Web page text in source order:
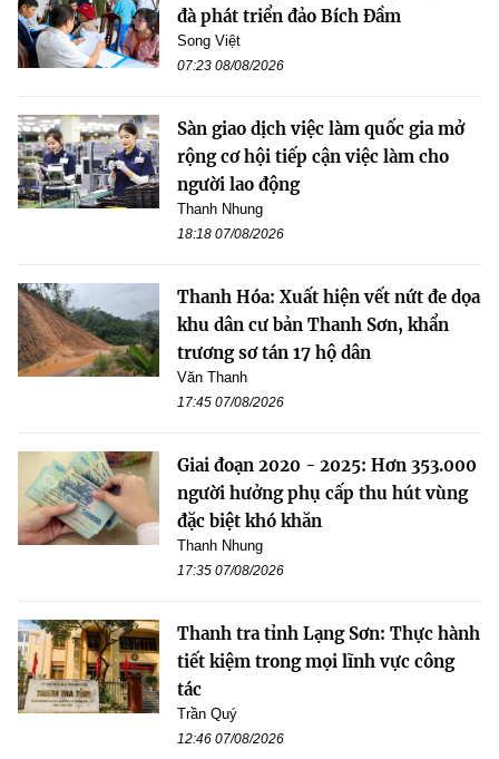
đà phát triển đảo Bích Đầm
Song Việt
07:23 08/08/2026
Sàn giao dịch việc làm quốc gia mở
rộng cơ hội tiếp cận việc làm cho
người lao động
Thanh Nhung
18:18 07/08/2026
Thanh Hóa: Xuất hiện vết nứt đe dọa
khu dân cư bản Thanh Sơn, khẩn
trương sơ tán 17 hộ dân
Văn Thanh
17:45 07/08/2026
Giai đoạn 2020 - 2025: Hơn 353.000
người hưởng phụ cấp thu hút vùng
đặc biệt khó khăn
Thanh Nhung
17:35 07/08/2026
Thanh tra tỉnh Lạng Sơn: Thực hành
tiết kiệm trong mọi lĩnh vực công
tác
Trần Quý
12:46 07/08/2026